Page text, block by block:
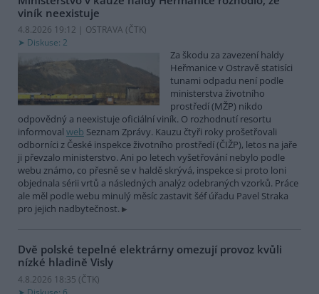
viník neexistuje
4.8.2026 19:12 | OSTRAVA (ČTK)
Diskuse: 2
Za škodu za zavezení haldy
Heřmanice v Ostravě statisíci
tunami odpadu není podle
ministerstva životního
prostředí (MŽP) nikdo
odpovědný a neexistuje oficiální viník. O rozhodnutí resortu
informoval web Seznam Zprávy. Kauzu čtyři roky prošetřovali
odborníci z České inspekce životního prostředí (ČIŽP), letos na jaře
ji převzalo ministerstvo. Ani po letech vyšetřování nebylo podle
webu známo, co přesně se v haldě skrývá, inspekce si proto loni
objednala sérii vrtů a následných analýz odebraných vzorků. Práce
ale měl podle webu minulý měsíc zastavit šéf úřadu Pavel Straka
pro jejich nadbytečnost.
Dvě polské tepelné elektrárny omezují provoz kvůli
nízké hladině Visly
4.8.2026 18:35 (ČTK)